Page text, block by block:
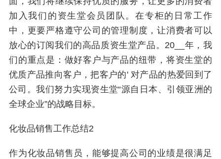
加入我们的资生堂会员团队。在专柜的日常工作
中，更要严格遵守公司的管理制度，让消费者可以
放心的订阅我们的高品质资生堂产品。20__年，我
们的重点是：做好客户与产品的纽带，将资生堂的
优质产品推向客户，把客户的' 对产品的热爱回到了
公司。我们努力实现资生堂“源自日本、引领亚洲的
全球企业”的战略目标。
化妆品销售工作总结2
作为化妆品销售员，能够提高公司的业绩是很满足